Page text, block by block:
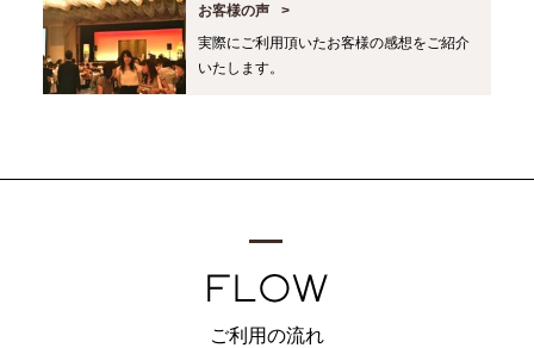
お客様の声
実際にご利用頂いたお客様の感想をご紹介
いたします。
ご利用の流れ